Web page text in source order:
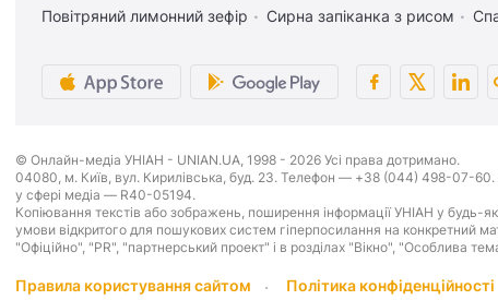
Повітряний лимонний зефір
Сирна запіканка з рисом
© Онлайн-медіа УНІАН - UNIAN.UA, 1998 - 2026 Усі права дотримано.
04080, м. Київ, вул. Кирилівська, буд. 23. Телефон — +38 (044) 498-07-60.
у сфері медіа — R40-05194.
Копіювання текстів або зображень, поширення інформації УНІАН у будь-
умови відкритого для пошукових систем гіперпосилання на конкретний
"Офіційно", "PR", "партнерський проект" і в розділах "Вікно", "Особлива
Правила користування сайтом Політика конфіденційності